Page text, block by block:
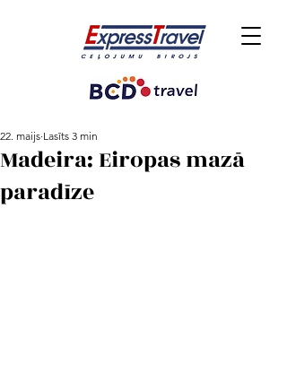
Madeira: Eiropas mazā
paradīze
22. maijs Lasīts 3 min